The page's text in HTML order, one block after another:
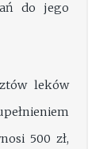
do jego
leków
500 zł,